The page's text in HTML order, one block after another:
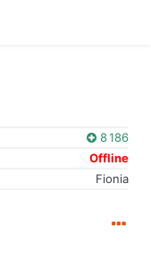
8 186
Offline
Fionia